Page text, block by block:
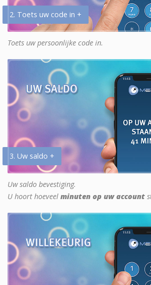
2. Toets uw code in +
Toets uw persoonlijke code in.
3. Uw saldo +
Uw saldo bevestiging.
U hoort hoeveel minuten op uw account